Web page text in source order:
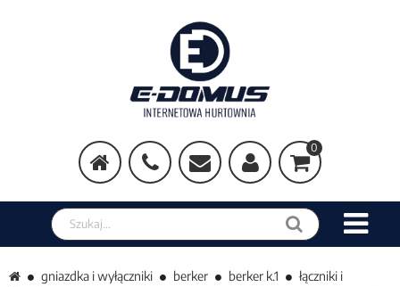
0
Szukaj w sklepie
gniazdka i wyłączniki berker berker k.1
łączniki i